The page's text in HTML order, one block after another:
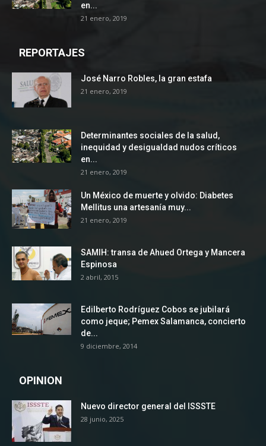
en...
21 enero, 2019
REPORTAJES
José Narro Robles, la gran estafa
21 enero, 2019
Determinantes sociales de la salud,
inequidad y desigualdad nudos críticos
en...
21 enero, 2019
Un México de muerte y olvido: Diabetes
Mellitus una artesanía muy...
21 enero, 2019
SAMIH: transa de Ahued Ortega y Mancera
Espinosa
2 abril, 2015
Edilberto Rodríguez Cobos se jubilará
como jeque; Pemex Salamanca, concierto
de...
9 diciembre, 2014
OPINION
Nuevo director general del ISSSTE
28 junio, 2025